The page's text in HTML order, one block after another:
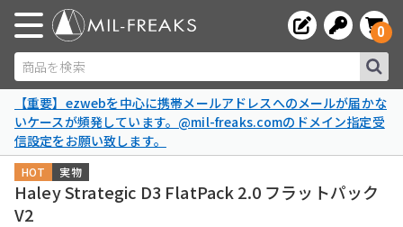
商品を検索
0
【重要】ezwebを中心に携帯メールアドレスへのメールが届かな
いケースが頻発しています。@mil-freaks.comのドメイン指定受
信設定をお願い致します。
実物
HOT
Haley Strategic D3 FlatPack 2.0 フラットパック
V2